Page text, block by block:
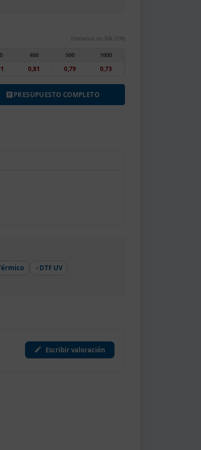
(Unitarios sin IVA 21%)
400
0,81
500
0,79
1000
0,73
PRESUPUESTO COMPLETO
DTF UV
Escribir valoración